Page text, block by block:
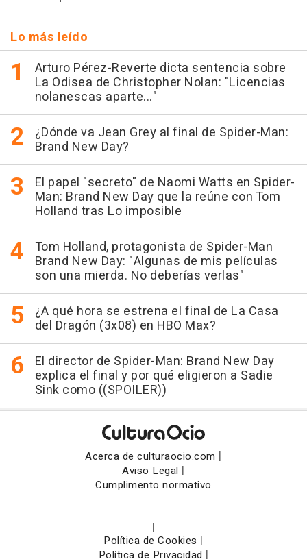
Lo más leído
Arturo Pérez-Reverte dicta sentencia sobre
La Odisea de Christopher Nolan: "Licencias
nolanescas aparte..."
¿Dónde va Jean Grey al final de Spider-Man:
Brand New Day?
El papel "secreto" de Naomi Watts en Spider-
Man: Brand New Day que la reúne con Tom
Holland tras Lo imposible
Tom Holland, protagonista de Spider-Man
Brand New Day: "Algunas de mis películas
son una mierda. No deberías verlas"
¿A qué hora se estrena el final de La Casa
del Dragón (3x08) en HBO Max?
El director de Spider-Man: Brand New Day
explica el final y por qué eligieron a Sadie
Sink como ((SPOILER))
Acerca de culturaocio.com |
Aviso Legal |
Cumplimento normativo
|
Política de Cookies |
Política de Privacidad |